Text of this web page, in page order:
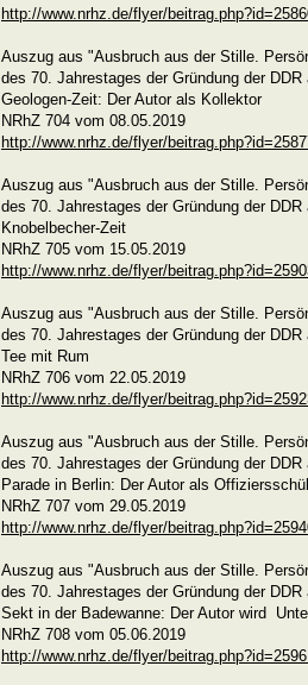
http://www.nrhz.de/flyer/
Auszug aus "Ausbruch aus der Stille.
des 70. Jahrestages der Gründung der
Geologen-Zeit: Der Autor als Kollektor
NRhZ 704 vom 08.05.2019
http://www.nrhz.de/flyer/
Auszug aus "Ausbruch aus der Stille.
des 70. Jahrestages der Gründung der
Knobelbecher-Zeit
NRhZ 705 vom 15.05.2019
http://www.nrhz.de/flyer/
Auszug aus "Ausbruch aus der Stille.
des 70. Jahrestages der Gründung der
Tee mit Rum
NRhZ 706 vom 22.05.2019
http://www.nrhz.de/flyer/
Auszug aus "Ausbruch aus der Stille.
des 70. Jahrestages der Gründung der
Parade in Berlin: Der Autor als
NRhZ 707 vom 29.05.2019
http://www.nrhz.de/flyer/
Auszug aus "Ausbruch aus der Stille.
des 70. Jahrestages der Gründung der
Sekt in der Badewanne: Der Autor wird
NRhZ 708 vom 05.06.2019
http://www.nrhz.de/flyer/